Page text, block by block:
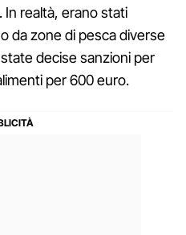
realtà, erano stati
da zone di pesca diverse
decise sanzioni per
per 600 euro.